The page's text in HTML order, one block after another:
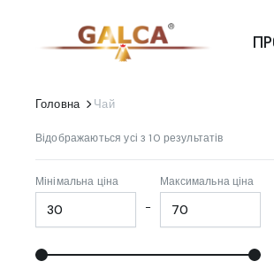
Головна Чай
Відображаються усі з 10 результатівСортовано
Мінімальна ціна
-
Максимальна ціна